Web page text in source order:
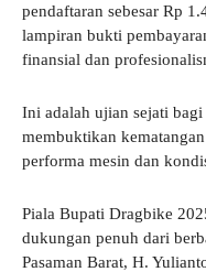
pendaftaran sebesar Rp
lampiran bukti
finansial dan
​Ini adalah ujian sejati
membuktikan
performa mesin dan
​Piala Bupati Dragbike
dukungan penuh dari
Pasaman Barat, H.